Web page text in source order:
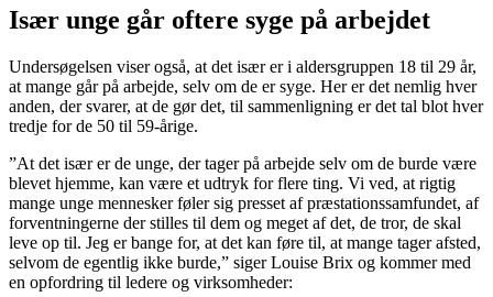
Især unge går oftere syge på arbejdet
Undersøgelsen viser også, at det især er i aldersgruppen 18 til 29 år,
at mange går på arbejde, selv om de er syge. Her er det nemlig hver
anden, der svarer, at de gør det, til sammenligning er det tal blot hver
tredje for de 50 til 59-årige.
”At det især er de unge, der tager på arbejde selv om de burde være
blevet hjemme, kan være et udtryk for flere ting. Vi ved, at rigtig
mange unge mennesker føler sig presset af præstationssamfundet, af
forventningerne der stilles til dem og meget af det, de tror, de skal
leve op til. Jeg er bange for, at det kan føre til, at mange tager afsted,
selvom de egentlig ikke burde,” siger Louise Brix og kommer med
en opfordring til ledere og virksomheder: